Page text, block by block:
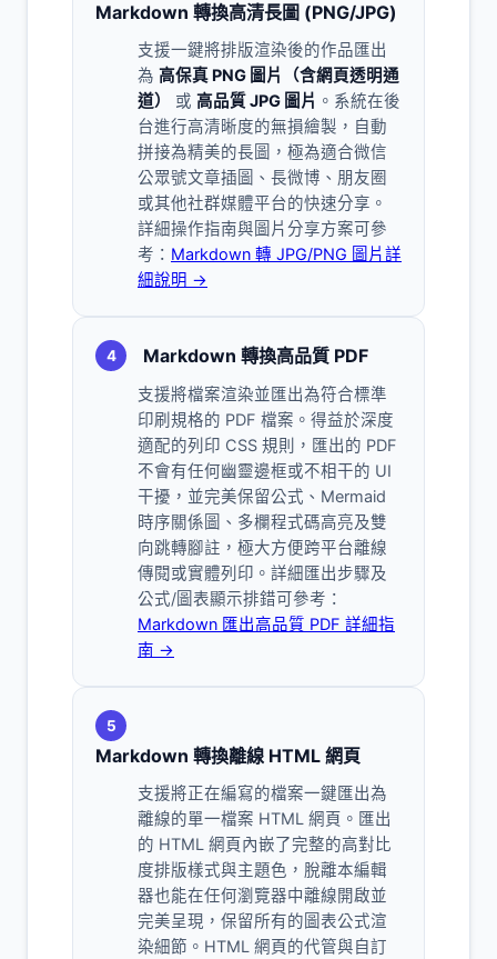
Markdown 轉換高清長圖 (PNG/JPG)
支援一鍵將排版渲染後的作品匯出
為 高保真 PNG 圖片（含網頁透明通
道）
或 高品質 JPG 圖片 。系統在後
台進行高清晰度的無損繪製，自動
拼接為精美的長圖，極為適合微信
公眾號文章插圖、長微博、朋友圈
或其他社群媒體平台的快速分享。
詳細操作指南與圖片分享方案可參
考： Markdown 轉 JPG/PNG 圖片詳
細說明 →
4 Markdown 轉換高品質 PDF
支援將檔案渲染並匯出為符合標準
印刷規格的 PDF 檔案。得益於深度
適配的列印 CSS 規則，匯出的 PDF
不會有任何幽靈邊框或不相干的 UI
干擾，並完美保留公式、Mermaid
時序關係圖、多欄程式碼高亮及雙
向跳轉腳註，極大方便跨平台離線
傳閱或實體列印。詳細匯出步驟及
公式/圖表顯示排錯可參考：
Markdown 匯出高品質 PDF 詳細指
南 →
5
Markdown 轉換離線 HTML 網頁
支援將正在編寫的檔案一鍵匯出為
離線的單一檔案 HTML 網頁。匯出
的 HTML 網頁內嵌了完整的高對比
度排版樣式與主題色，脫離本編輯
器也能在任何瀏覽器中離線開啟並
完美呈現，保留所有的圖表公式渲
染細節。HTML 網頁的代管與自訂